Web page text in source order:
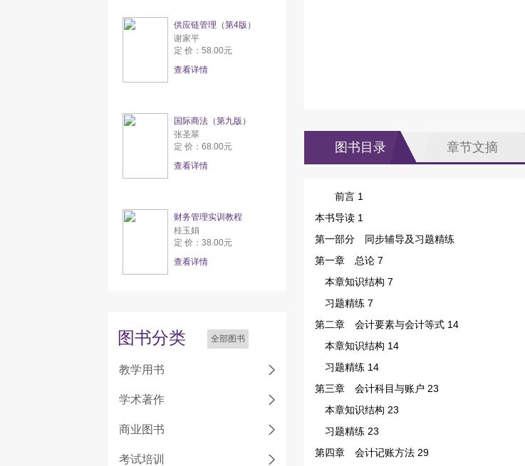
供应链管理（第4版）
谢家平
定 价：58.00元
查看详情
国际商法（第九版）
张圣翠
定 价：68.00元
查看详情
财务管理实训教程
桂玉娟
定 价：38.00元
查看详情
图书分类 全部图书
教学用书
学术著作
商业图书
考试培训
图书目录 章节文摘
前言 1
本书导读 1
第一部分 同步辅导及习题精练
第一章 总论 7
本章知识结构 7
习题精练 7
第二章 会计要素与会计等式 14
本章知识结构 14
习题精练 14
第三章 会计科目与账户 23
本章知识结构 23
习题精练 23
第四章 会计记账方法 29